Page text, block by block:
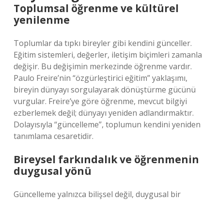
Toplumsal öğrenme ve kültürel
yenilenme
Toplumlar da tıpkı bireyler gibi kendini günceller.
Eğitim sistemleri, değerler, iletişim biçimleri zamanla
değişir. Bu değişimin merkezinde öğrenme vardır.
Paulo Freire’nin “özgürleştirici eğitim” yaklaşımı,
bireyin dünyayı sorgulayarak dönüştürme gücünü
vurgular. Freire’ye göre öğrenme, mevcut bilgiyi
ezberlemek değil; dünyayı yeniden adlandırmaktır.
Dolayısıyla “güncelleme”, toplumun kendini yeniden
tanımlama cesaretidir.
Bireysel farkındalık ve öğrenmenin
duygusal yönü
Güncelleme yalnızca bilişsel değil, duygusal bir